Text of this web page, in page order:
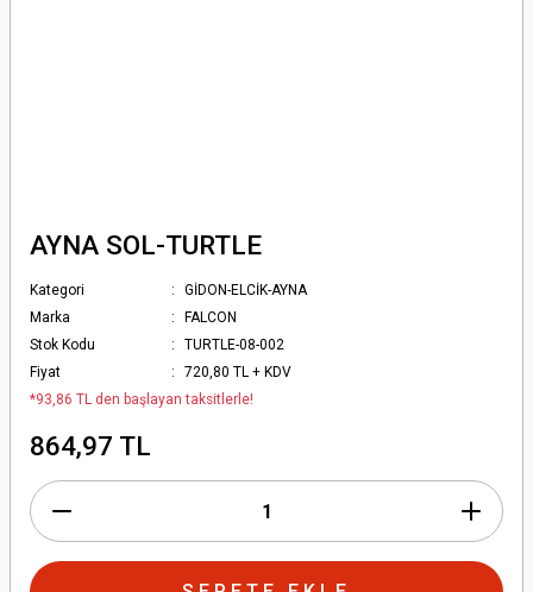
AYNA SOL-TURTLE
Kategori
GİDON-ELCİK-AYNA
Marka
FALCON
Stok Kodu
TURTLE-08-002
Fiyat
720,80 TL + KDV
*93,86 TL den başlayan taksitlerle!
864,97 TL